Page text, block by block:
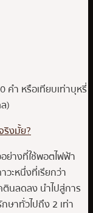
คำ หรือเทียบเท่าบุหรี่
)
ริงมั้ย?
ย่างที่ใช้พอตไฟฟ้า
ะหนึ่งที่เรียกว่า
นลดลง นำไปสู่การ
ษาทั่วไปถึง 2 เท่า